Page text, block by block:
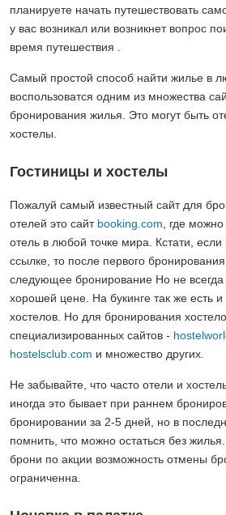
планируете начать путешествовать
у вас возникал или возникнет вопрос
время путешествия .
Самый простой способ найти жилье в
воспользоватся одним из множества
бронирования жилья. Это могут быть
хостелы.
Гостиницы и хостелы
Пожалуй самый известный сайт для
отелей это сайт booking.com , где
отель в любой точке мира. Кстати,
ссылке, то после первого
следующее бронирование Но не
хорошей цене. На букинге так же есть
хостелов. Но для бронирования
специализированных сайтов -
hostelsclub.com и множество других.
Не забывайте, что часто отели и
иногда это бывает при раннем
бронировании за 2-5 дней, но в
помнить, что можно остаться без
брони по акции возможность отмены
ограниченна.